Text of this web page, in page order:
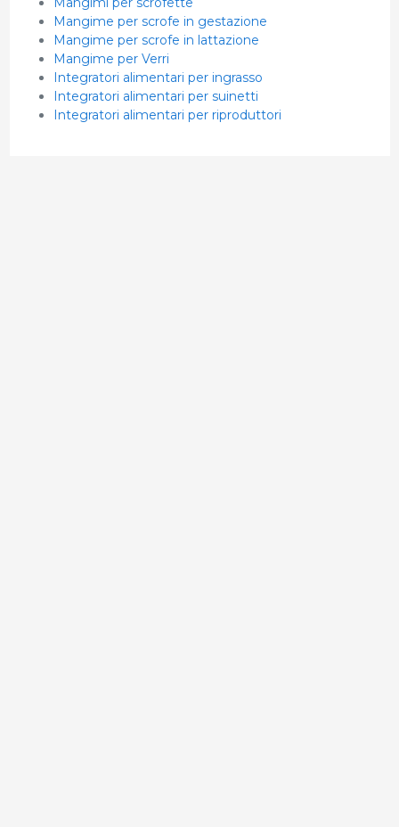
Mangime per scrofe in gestazione
Mangime per scrofe in lattazione
Mangime per Verri
Integratori alimentari per ingrasso
Integratori alimentari per suinetti
Integratori alimentari per riproduttori